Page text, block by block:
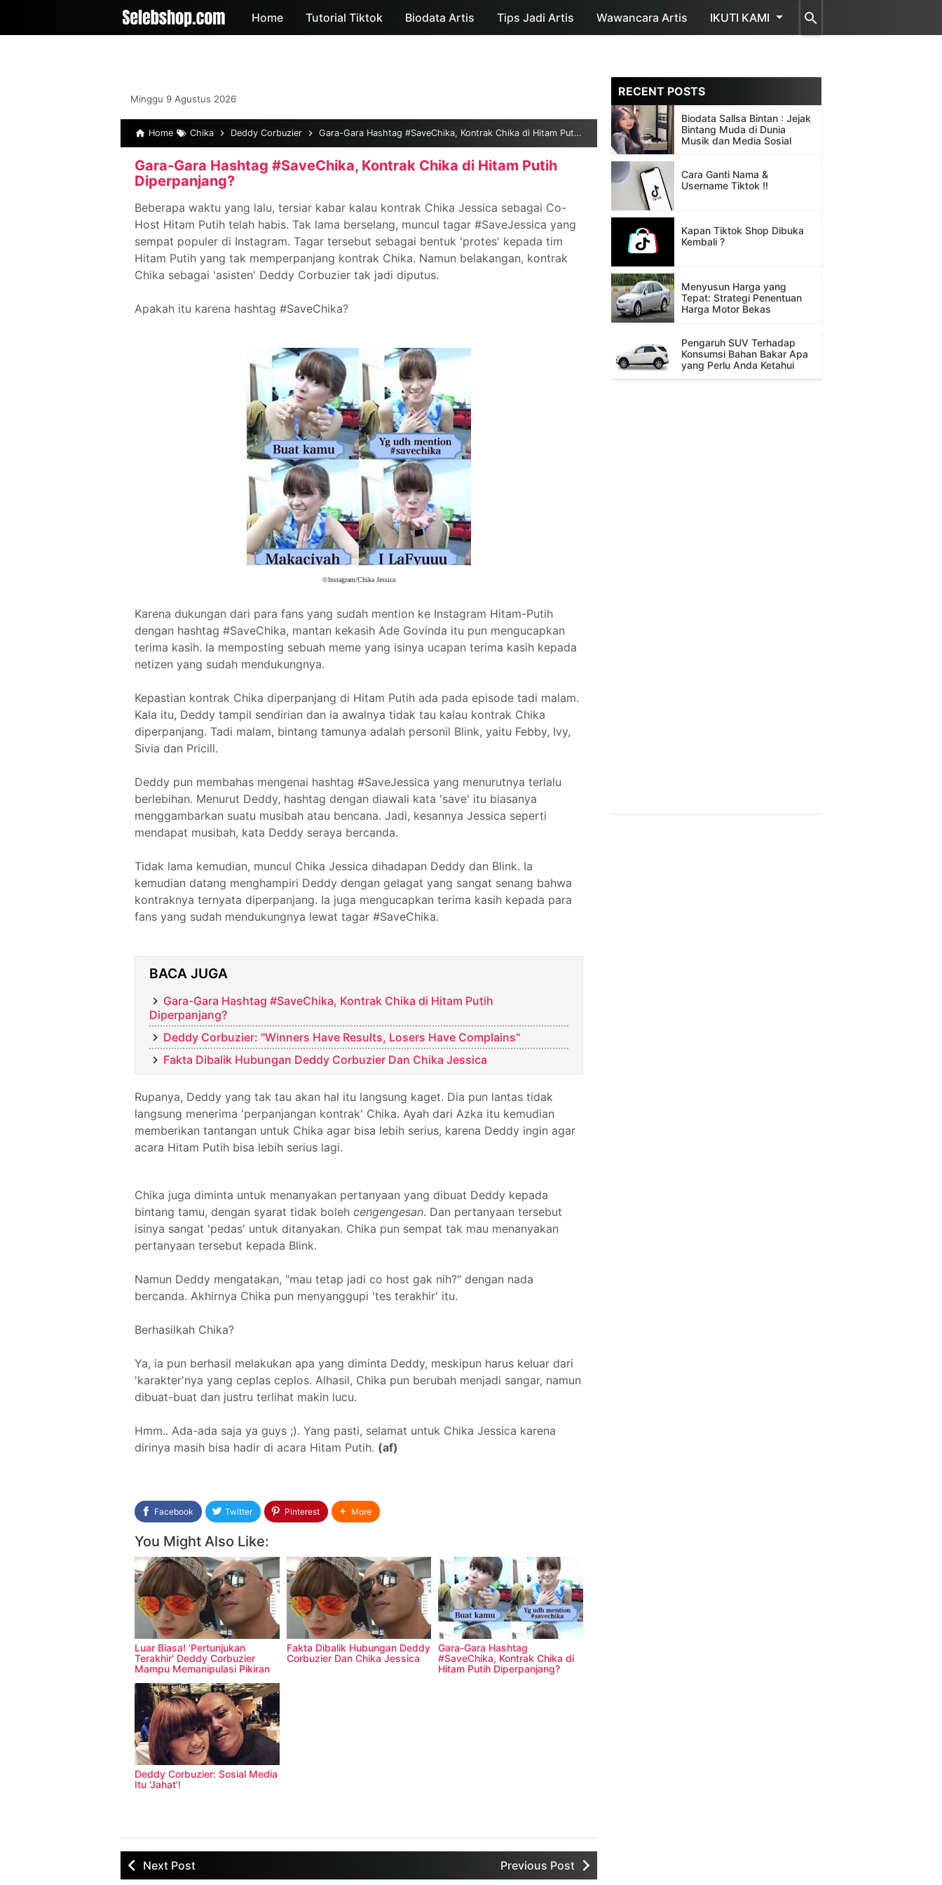
Skip to main content
Home Tutorial Tiktok Biodata Artis Tips Jadi Artis Wawancara Artis IKUTI KAMI
Minggu 9 Agustus 2026
Home Chika Deddy Corbuzier Gara-Gara Hashtag #SaveChika, Kontrak Chika di Hitam Putih Diperpanjang?
Gara-Gara Hashtag #SaveChika, Kontrak Chika di Hitam Putih
Diperpanjang?
Beberapa waktu yang lalu, tersiar kabar kalau kontrak Chika Jessica sebagai Co-
Host Hitam Putih telah habis. Tak lama berselang, muncul tagar #SaveJessica yang
sempat populer di Instagram. Tagar tersebut sebagai bentuk 'protes' kepada tim
Hitam Putih yang tak memperpanjang kontrak Chika. Namun belakangan, kontrak
Chika sebagai 'asisten' Deddy Corbuzier tak jadi diputus.
Apakah itu karena hashtag #SaveChika?
©Instagram/Chika Jessica
Karena dukungan dari para fans yang sudah mention ke Instagram Hitam-Putih
dengan hashtag #SaveChika, mantan kekasih Ade Govinda itu pun mengucapkan
terima kasih. Ia memposting sebuah meme yang isinya ucapan terima kasih kepada
netizen yang sudah mendukungnya.
Kepastian kontrak Chika diperpanjang di Hitam Putih ada pada episode tadi malam.
Kala itu, Deddy tampil sendirian dan ia awalnya tidak tau kalau kontrak Chika
diperpanjang. Tadi malam, bintang tamunya adalah personil Blink, yaitu Febby, Ivy,
Sivia dan Pricill.
Deddy pun membahas mengenai hashtag #SaveJessica yang menurutnya terlalu
berlebihan. Menurut Deddy, hashtag dengan diawali kata 'save' itu biasanya
menggambarkan suatu musibah atau bencana. Jadi, kesannya Jessica seperti
mendapat musibah, kata Deddy seraya bercanda.
Tidak lama kemudian, muncul Chika Jessica dihadapan Deddy dan Blink. Ia
kemudian datang menghampiri Deddy dengan gelagat yang sangat senang bahwa
kontraknya ternyata diperpanjang. Ia juga mengucapkan terima kasih kepada para
fans yang sudah mendukungnya lewat tagar #SaveChika.
BACA JUGA
Gara-Gara Hashtag #SaveChika, Kontrak Chika di Hitam Putih
Diperpanjang?
Deddy Corbuzier: "Winners Have Results, Losers Have Complains"
Fakta Dibalik Hubungan Deddy Corbuzier Dan Chika Jessica
Rupanya, Deddy yang tak tau akan hal itu langsung kaget. Dia pun lantas tidak
langsung menerima 'perpanjangan kontrak' Chika. Ayah dari Azka itu kemudian
memberikan tantangan untuk Chika agar bisa lebih serius, karena Deddy ingin agar
acara Hitam Putih bisa lebih serius lagi.
Chika juga diminta untuk menanyakan pertanyaan yang dibuat Deddy kepada
bintang tamu, dengan syarat tidak boleh cengengesan. Dan pertanyaan tersebut
isinya sangat 'pedas' untuk ditanyakan. Chika pun sempat tak mau menanyakan
pertanyaan tersebut kepada Blink.
Namun Deddy mengatakan, "mau tetap jadi co host gak nih?" dengan nada
bercanda. Akhirnya Chika pun menyanggupi 'tes terakhir' itu.
Berhasilkah Chika?
Ya, ia pun berhasil melakukan apa yang diminta Deddy, meskipun harus keluar dari
'karakter'nya yang ceplas ceplos. Alhasil, Chika pun berubah menjadi sangar, namun
dibuat-buat dan justru terlihat makin lucu.
Hmm.. Ada-ada saja ya guys ;). Yang pasti, selamat untuk Chika Jessica karena
dirinya masih bisa hadir di acara Hitam Putih. (af)
Facebook Twitter Pinterest More
You Might Also Like:
Luar Biasa! 'Pertunjukan
Terakhir' Deddy Corbuzier
Mampu Memanipulasi Pikiran
Se-Indonesia
Fakta Dibalik Hubungan Deddy
Corbuzier Dan Chika Jessica
Gara-Gara Hashtag
#SaveChika, Kontrak Chika di
Hitam Putih Diperpanjang?
Deddy Corbuzier: Sosial Media
Itu 'Jahat'!
Next Post Previous Post
RECENT POSTS
Biodata Sallsa Bintan : Jejak
Bintang Muda di Dunia
Musik dan Media Sosial
Cara Ganti Nama &
Username Tiktok !!
Kapan Tiktok Shop Dibuka
Kembali ?
Menyusun Harga yang
Tepat: Strategi Penentuan
Harga Motor Bekas
Pengaruh SUV Terhadap
Konsumsi Bahan Bakar Apa
yang Perlu Anda Ketahui